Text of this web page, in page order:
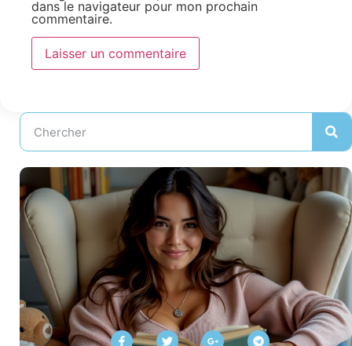
dans le navigateur pour mon prochain
commentaire.